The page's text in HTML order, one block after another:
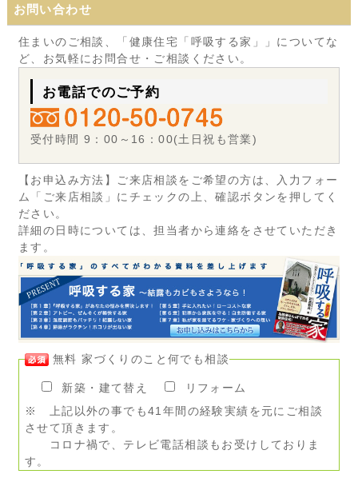
お問い合わせ
住まいのご相談、「健康住宅「呼吸する家」」についてな
ど、お気軽にお問合せ・ご相談ください。
お電話でのご予約
受付時間 9：00～16：00(土日祝も営業)
【お申込み方法】ご来店相談をご希望の方は、入力フォー
ム「ご来店相談」にチェックの上、確認ボタンを押してく
ださい。
詳細の日時については、担当者から連絡をさせていただき
ます。
無料 家づくりのこと何でも相談
新築・建て替え
リフォーム
※ 上記以外の事でも41年間の経験実績を元にご相談
させて頂きます。
コロナ禍で、テレビ電話相談もお受けしておりま
す。